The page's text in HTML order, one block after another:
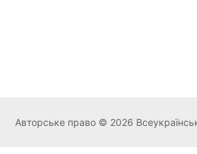
Авторське право © 2026